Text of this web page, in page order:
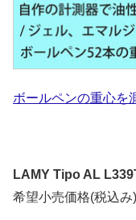
ボールペンの重心を
LAMY Tipo AL
希望小売価格(税込み